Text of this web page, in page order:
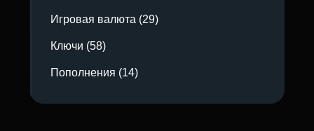
Игровая валюта (29)
Ключи (58)
Пополнения (14)